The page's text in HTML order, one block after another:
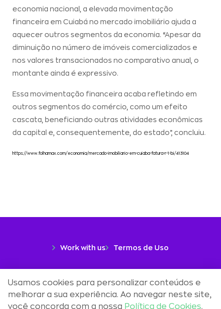
economia nacional, a elevada movimentação
financeira em Cuiabá no mercado imobiliário ajuda a
aquecer outros segmentos da economia. “Apesar da
diminuição no número de imóveis comercializados e
nos valores transacionados no comparativo anual, o
montante ainda é expressivo.
Essa movimentação financeira acaba refletindo em
outros segmentos do comércio, como um efeito
cascata, beneficiando outras atividades econômicas
da capital e, consequentemente, do estado”, concluiu.
https://www.folhamax.com/economia/mercado-imobiliario-em-cuiaba-fatura-r-1-bi/413104
Work with us Termos de Uso
Usamos cookies para personalizar conteúdos e
melhorar a sua experiência. Ao navegar neste site,
você concorda com a nossa Política de Cookies.